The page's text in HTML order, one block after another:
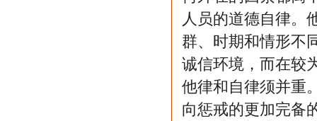
人员的道德自律。
群、时期和情形不
诚信环境，而在较
他律和自律须并重
向惩戒的更加完备